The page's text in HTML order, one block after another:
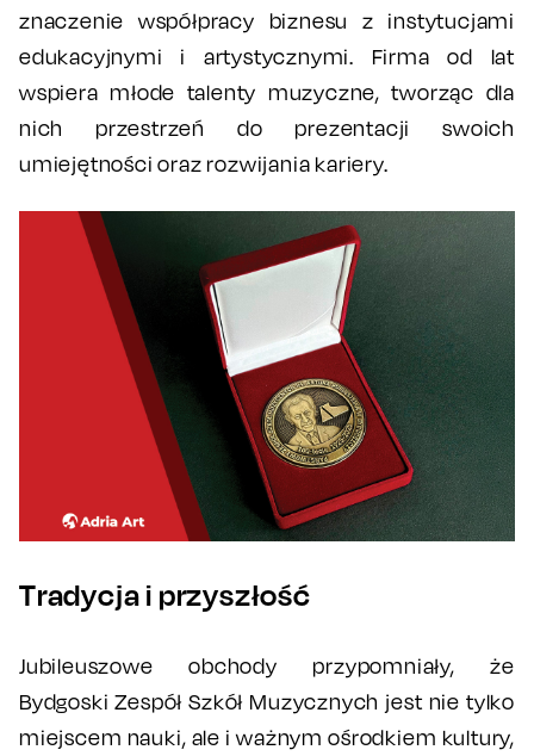
znaczenie współpracy biznesu z instytucjami
edukacyjnymi i artystycznymi. Firma od lat
wspiera młode talenty muzyczne, tworząc dla
nich przestrzeń do prezentacji swoich
umiejętności oraz rozwijania kariery.
Tradycja i przyszłość
Jubileuszowe obchody przypomniały, że
Bydgoski Zespół Szkół Muzycznych jest nie tylko
miejscem nauki, ale i ważnym ośrodkiem kultury,